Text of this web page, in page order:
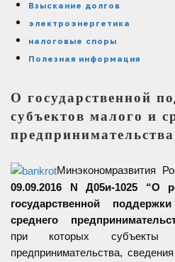
Взыскание долгов
электроэнергетика
налоговые споры
Полезная информация
О государственной
субъектов малого и
Минэкономразвития
09.09.2016 N Д05и-1025 “О
государственной
среднего
при которых субъекты
предпринимательства,